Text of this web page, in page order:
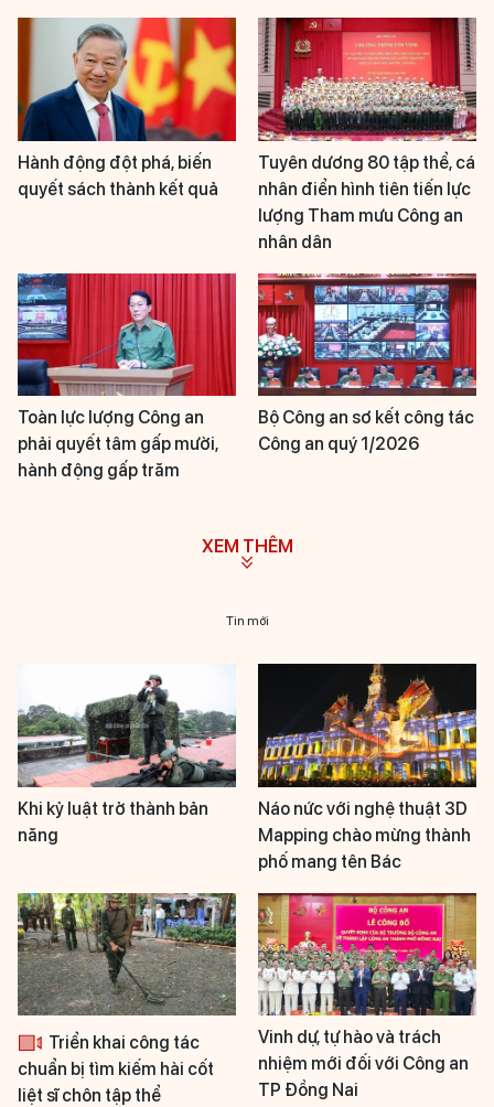
Hành động đột phá, biến
quyết sách thành kết quả
Tuyên dương 80 tập thể, cá
nhân điển hình tiên tiến lực
lượng Tham mưu Công an
nhân dân
Toàn lực lượng Công an
phải quyết tâm gấp mười,
hành động gấp trăm
Bộ Công an sơ kết công tác
Công an quý 1/2026
XEM THÊM
Tin mới
Khi kỷ luật trở thành bản
năng
Náo nức với nghệ thuật 3D
Mapping chào mừng thành
phố mang tên Bác
Triển khai công tác
chuẩn bị tìm kiếm hài cốt
liệt sĩ chôn tập thể
Vinh dự, tự hào và trách
nhiệm mới đối với Công an
TP Đồng Nai